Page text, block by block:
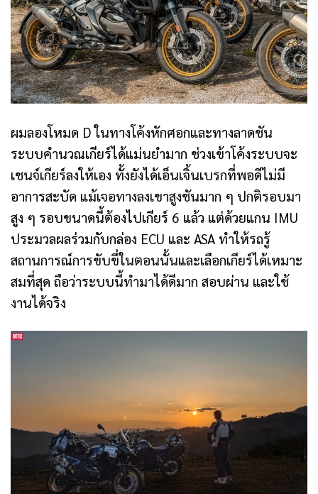
ผมลองโหมด D ในทางโค้งหักศอกและทางลาดชัน
ระบบคำนวณเกียร์ได้แม่นยำมาก ช่วงเข้าโค้งระบบจะ
เชนจ์เกียร์ลงให้เอง ทั้งยังได้เอ็นเจิ้นเบรกที่พอดีไม่มี
อาการสะบัด แม้เจอทางลงเขาสูงชันมาก ๆ ปกติรอบมา
สูง ๆ รอบขนาดนี้ต้องไปเกียร์ 6 แล้ว แต่ด้วยแกน IMU
ประมวลผลร่วมกับกล่อง ECU และ ASA ทำให้รถรู้
สถานการณ์การขับขี่ในตอนนั้นและเลือกเกียร์ได้เหมาะ
สมที่สุด ถือว่าระบบนี้ทำมาได้ดีมาก สอบผ่าน และใช้
งานได้จริง